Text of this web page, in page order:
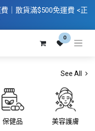
｜散​貨滿$500免運費 <正
0
See All
保健品 美容護膚